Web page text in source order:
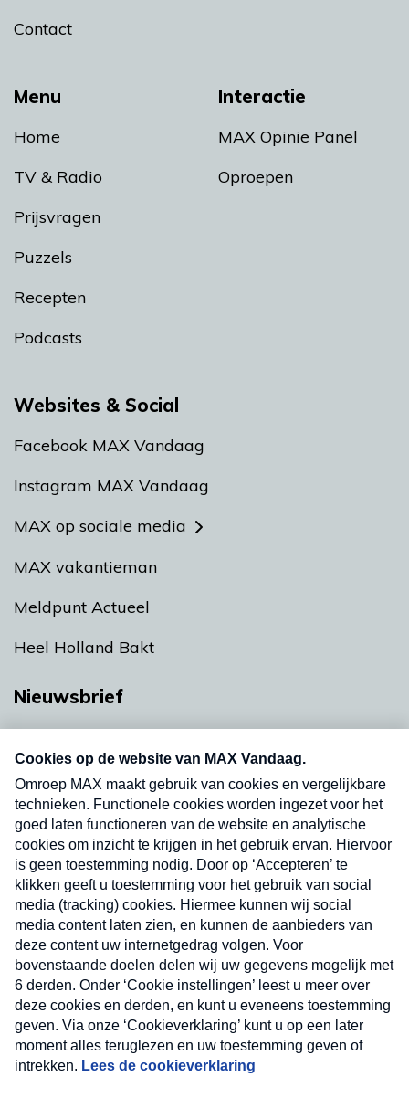
Menu
Home
TV & Radio
Prijsvragen
Puzzels
Recepten
Podcasts
Interactie
MAX Opinie Panel
Oproepen
Contact
Websites & Social
Facebook MAX Vandaag
Instagram MAX Vandaag
MAX op sociale media
MAX vakantieman
Meldpunt Actueel
Heel Holland Bakt
Nieuwsbrief
nieuwsbrief. Elke vrijdag- en dinsdagochtend in
uw mailbox.
Verzend
Nieuwsbrief
Neem hier een gratis abonnement op onze
nieuwsbrief. Elke vrijdag- en dinsdagochtend in uw